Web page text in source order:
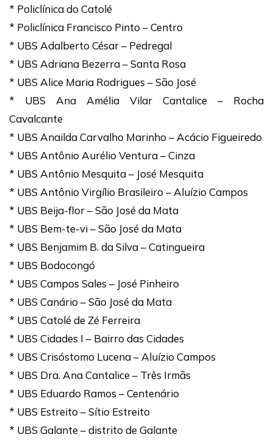
* Policlínica do Catolé
* Policlínica Francisco Pinto – Centro
* UBS Adalberto César – Pedregal
* UBS Adriana Bezerra – Santa Rosa
* UBS Alice Maria Rodrigues – São José
* UBS Ana Amélia Vilar Cantalice – Rocha
Cavalcante
* UBS Anailda Carvalho Marinho – Acácio Figueiredo
* UBS Antônio Aurélio Ventura – Cinza
* UBS Antônio Mesquita – José Mesquita
* UBS Antônio Virgílio Brasileiro – Aluízio Campos
* UBS Beija-flor – São José da Mata
* UBS Bem-te-vi – São José da Mata
* UBS Benjamim B. da Silva – Catingueira
* UBS Bodocongó
* UBS Campos Sales – José Pinheiro
* UBS Canário – São José da Mata
* UBS Catolé de Zé Ferreira
* UBS Cidades I – Bairro das Cidades
* UBS Crisóstomo Lucena – Aluízio Campos
* UBS Dra. Ana Cantalice – Três Irmãs
* UBS Eduardo Ramos – Centenário
* UBS Estreito – Sítio Estreito
* UBS Galante – distrito de Galante